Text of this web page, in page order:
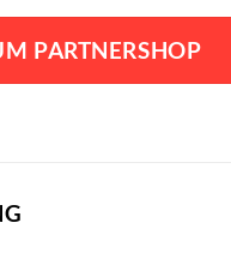
PARTNERSHOP